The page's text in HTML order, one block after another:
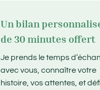
Un bilan
de 30 minutes offert
Je prends le temps
avec vous, connaître votre
histoire, vos attentes, et